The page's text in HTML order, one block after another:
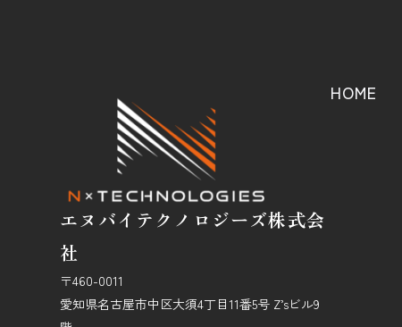
エヌバイテクノロジーズ株式会
社
〒460-0011
愛知県名古屋市中区大須4丁目11番5号 Z’sビル9
HOME